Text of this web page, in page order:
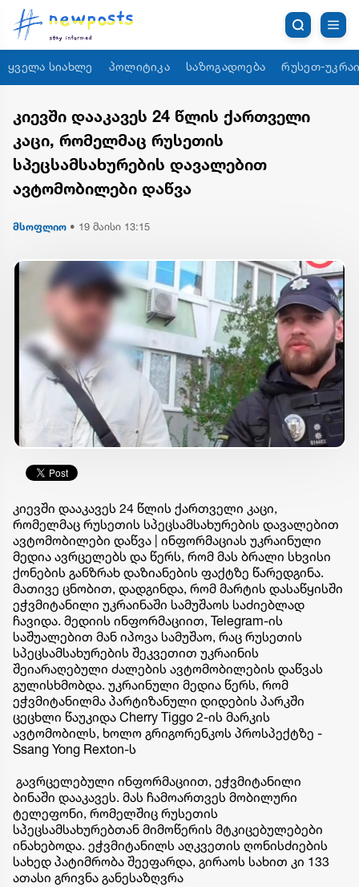
ყველა სიახლე პოლიტიკა საზოგადოება რუსეთ-
კიევში დააკავეს 24 წლის ქართველი
კაცი, რომელმაც რუსეთის
სპეცსამსახურების დავალებით
ავტომობილები დაწვა
მსოფლიო • 19 მაისი 13:15
კიევში დააკავეს 24 წლის ქართველი კაცი,
რომელმაც რუსეთის სპეცსამსახურების დავალებით
ავტომობილები დაწვა | ინფორმაციას უკრაინული
მედია ავრცელებს და წერს, რომ მას ბრალი სხვისი
ქონების განზრახ დაზიანების ფაქტზე წარედგინა.
მათივე ცნობით, დადგინდა, რომ მარტის დასაწყისში
ეჭვმიტანილი უკრაინაში სამუშაოს საძიებლად
ჩავიდა. მედიის ინფორმაციით, Telegram-ის
საშუალებით მან იპოვა სამუშაო, რაც რუსეთის
სპეცსამსახურების შეკვეთით უკრაინის
შეიარაღებული ძალების ავტომობილების დაწვას
გულისხმობდა. უკრაინული მედია წერს, რომ
ეჭვმიტანილმა პარტიზანული დიდების პარკში
ცეცხლი წაუკიდა Cherry Tiggo 2-ის მარკის
ავტომობილს, ხოლო გრიგორენკოს პროსპექტზე -
Ssang Yong Rexton-ს
გავრცელებული ინფორმაციით, ეჭვმიტანილი
ბინაში დააკავეს. მას ჩამოართვეს მობილური
ტელეფონი, რომელშიც რუსეთის
სპეცსამსახურებთან მიმოწერის მტკიცებულებები
ინახებოდა. ეჭვმიტანილს აღკვეთის ღონისძიების
სახედ პატიმრობა შეეფარდა, გირაოს სახით კი 133
ათასი გრივნა განესაზღვრა